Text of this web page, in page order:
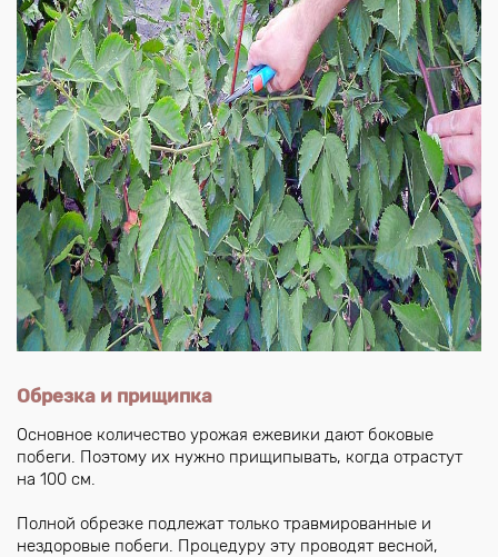
Обрезка и прищипка
Основное количество урожая ежевики дают боковые
побеги. Поэтому их нужно прищипывать, когда отрастут
на 100 см.
Полной обрезке подлежат только травмированные и
нездоровые побеги. Процедуру эту проводят весной,